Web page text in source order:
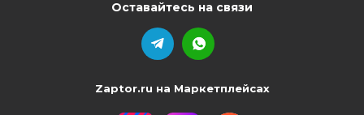
Оставайтесь на связи
Zaptor.ru на Маркетплейсах